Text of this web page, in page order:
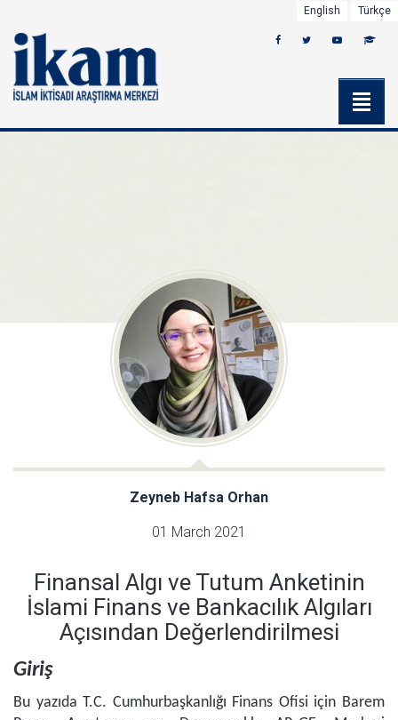
English Türkçe
Zeyneb Hafsa Orhan
01 March 2021
Finansal Algı ve Tutum Anketinin
İslami Finans ve Bankacılık Algıları
Açısından Değerlendirilmesi
Giriş
Bu yazıda T.C. Cumhurbaşkanlığı Finans Ofisi için Barem